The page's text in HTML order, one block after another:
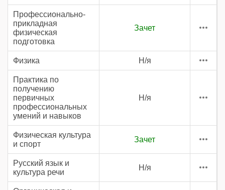
Профессионально-
прикладная
физическая
подготовка
Зачет
Физика Н/я
Практика по
получению
первичных
профессиональных
умений и навыков
Н/я
Физическая культура
и спорт
Зачет
Русский язык и
культура речи
Н/я